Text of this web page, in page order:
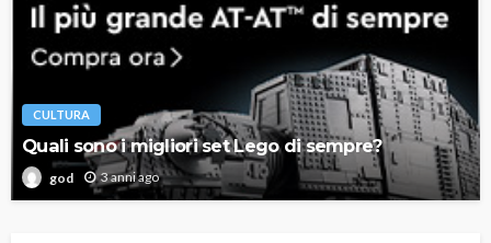
CULTURA
Quali sono i migliori set Lego di sempre?
god 3 anni ago